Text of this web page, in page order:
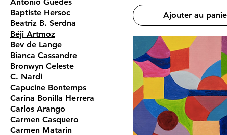
Baptiste Hersoc
Beatriz B. Serdna
Béji Artmoz
Bev de Lange
Bianca Cassandre
Bronwyn Celeste
C. Nardi
Capucine Bontemps
Carina Bonilla Herrera
Carlos Arango
Carmen Casquero
Carmen Matarin
Ajouter au